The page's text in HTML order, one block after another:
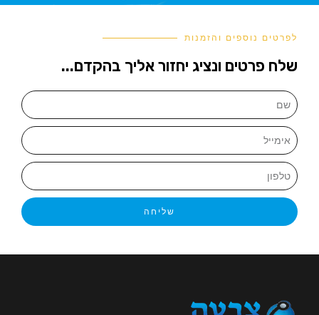
לפרטים נוספים והזמנות
שלח פרטים ונציג יחזור אליך בהקדם...
שליחה